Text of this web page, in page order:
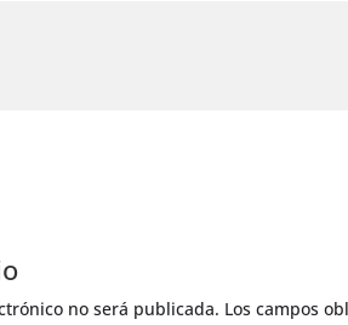
no será publicada. Los campos